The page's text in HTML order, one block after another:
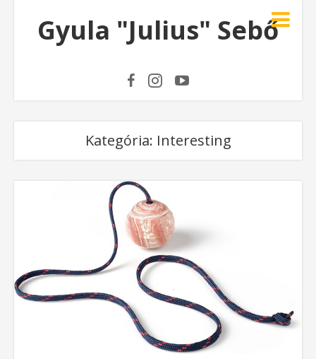
Gyula "Julius" Sebő
Kategória: Interesting